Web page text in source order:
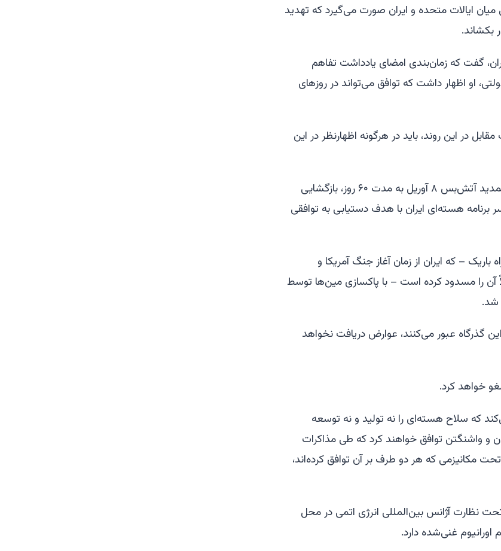
ایالات متحده و ایران صورت می‌گیرد که تهدید
بکشاند.
گفت که زمان‌بندی امضای یادداشت تفاهم
او اظهار داشت که توافق می‌تواند در روزهای
در این روند، باید در هرگونه اظهارنظر در این
پاکستان و قطر تلاش‌های میانجی‌گری را برای تمدید آتش‌بس ۸ آوریل به مدت ۶۰ روز، بازگشایی
برنامه هسته‌ای ایران با هدف دستیابی به توافقی
– که ایران از زمان آغاز جنگ آمریکا و
روز پیش در ۲۸ فوریه عملاً آن را مسدود کرده است – با پاکسازی مین‌ها توسط
که از این گذرگاه عبور می‌کنند، عوارض دریافت نخواهد
خواهد کرد.
که سلاح هسته‌ای را نه تولید و نه توسعه
واشنگتن توافق خواهند کرد که طی مذاکرات
مکانیزمی که هر دو طرف بر آن توافق کرده‌اند،
نظارت آژانس بین‌المللی انرژی اتمی در محل